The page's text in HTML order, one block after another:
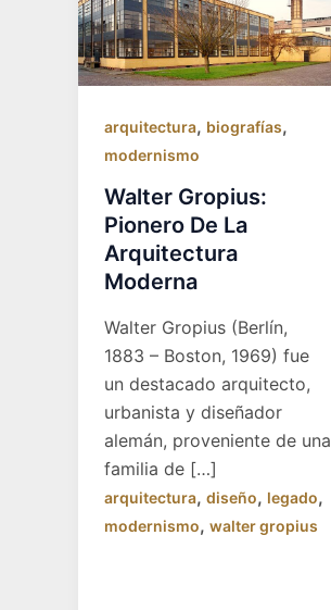
arquitectura, biografías,
modernismo
Walter Gropius:
Pionero De La
Arquitectura
Moderna
Walter Gropius (Berlín,
1883 – Boston, 1969) fue
un destacado arquitecto,
urbanista y diseñador
alemán, proveniente de una
familia de […]
arquitectura, diseño, legado,
modernismo, walter gropius